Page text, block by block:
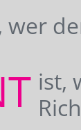
wer
ist,